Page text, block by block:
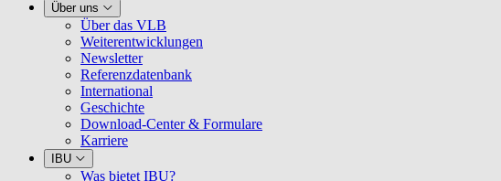
Über uns
Über das VLB
Weiterentwicklungen
Newsletter
Referenzdatenbank
International
Geschichte
Download-Center & Formulare
Karriere
IBU
Was bietet IBU?